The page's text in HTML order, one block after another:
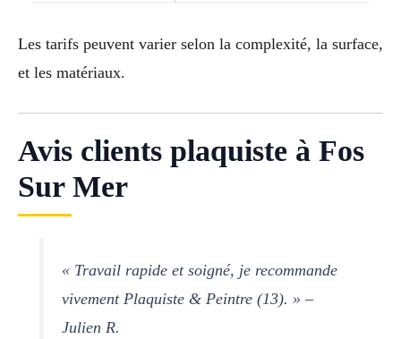
Les tarifs peuvent varier selon la complexité, la surface,
et les matériaux.
Avis clients plaquiste à Fos
Sur Mer
« Travail rapide et soigné, je recommande
vivement Plaquiste & Peintre (13). » –
Julien R.